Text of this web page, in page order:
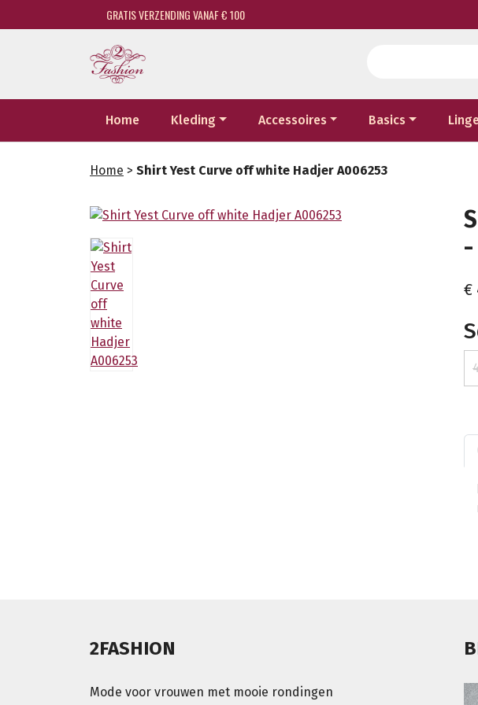
GRATIS VERZENDING VANAF € 100
Home Kleding Accessoires Basics
Home > Shirt Yest Curve off white Hadjer A006253
-
€
2FASHION
Mode voor vrouwen met mooie rondingen